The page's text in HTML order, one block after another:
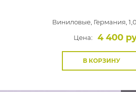
Виниловые, Германия,
Цена:
4 400
В КОРЗИНУ